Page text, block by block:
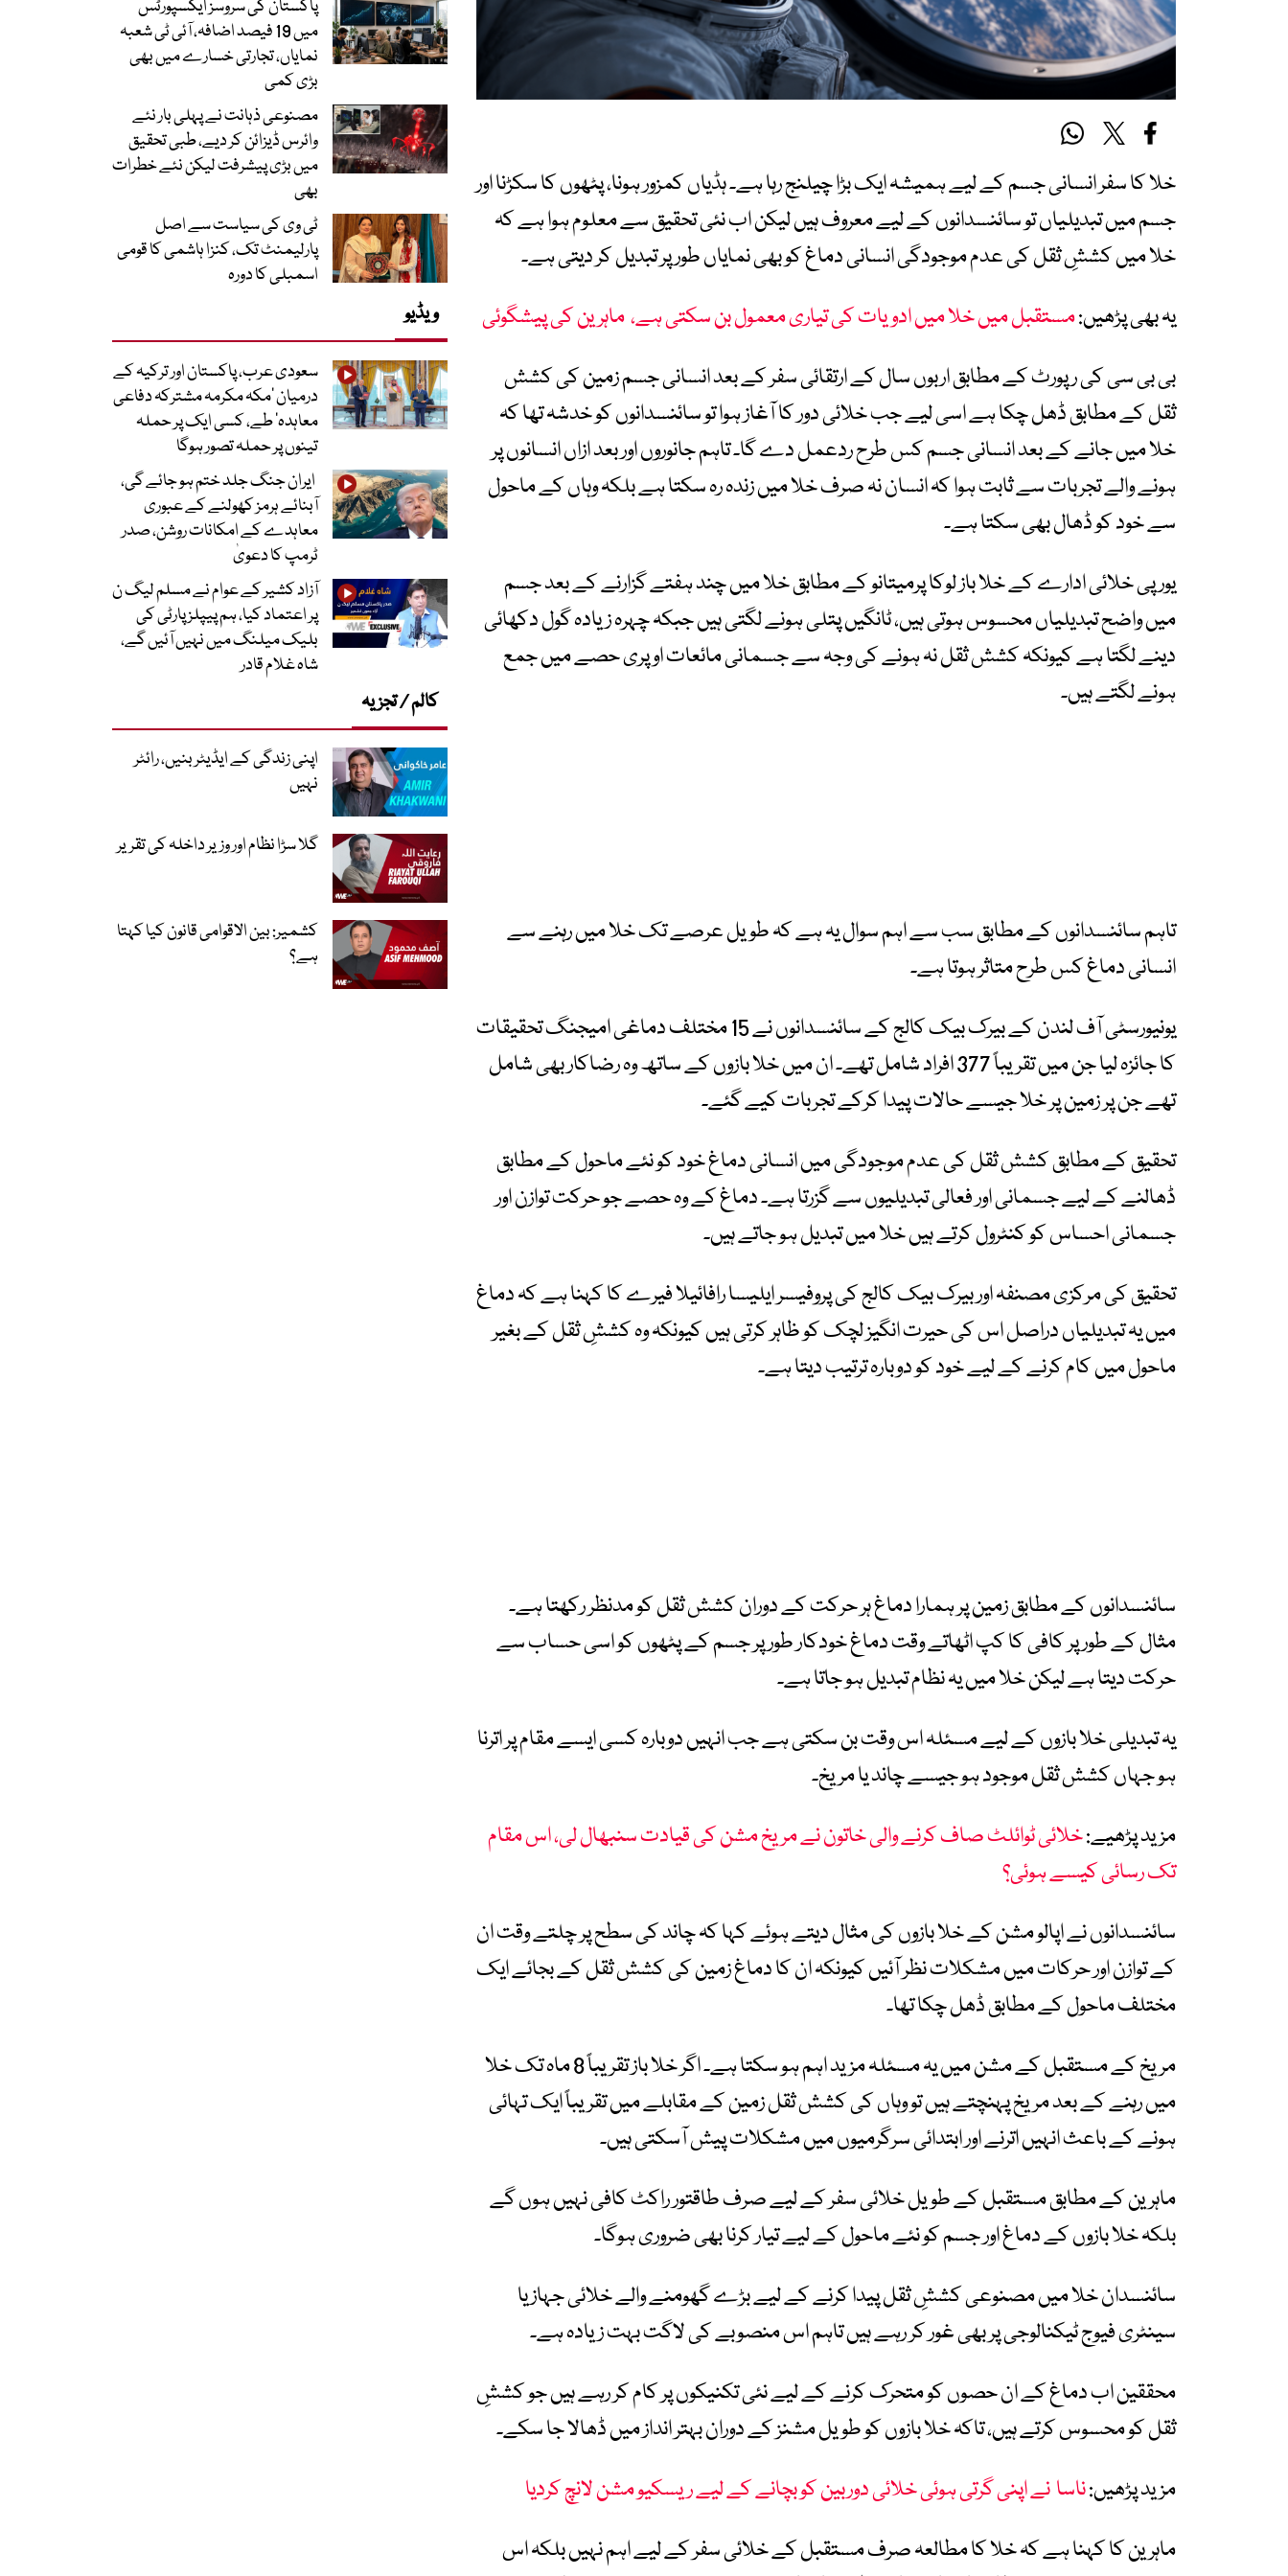
خلا کا سفر انسانی جسم کے لیے ہمیشہ ایک بڑا چیلنج رہا ہے۔ ہڈیاں کمزور ہونا، پٹھوں کا سکڑنا اور
جسم میں تبدیلیاں تو سائنسدانوں کے لیے معروف ہیں لیکن اب نئی تحقیق سے معلوم ہوا ہے کہ
خلا میں کششِ ثقل کی عدم موجودگی انسانی دماغ کو بھی نمایاں طور پر تبدیل کر دیتی ہے۔
یہ بھی پڑھیں:مستقبل میں خلا میں ادویات کی تیاری معمول بن سکتی ہے، ماہرین کی پیشگوئی
بی بی سی کی رپورٹ کے مطابق اربوں سال کے ارتقائی سفر کے بعد انسانی جسم زمین کی کشش
ثقل کے مطابق ڈھل چکا ہے اسی لیے جب خلائی دور کا آغاز ہوا تو سائنسدانوں کو خدشہ تھا کہ
خلا میں جانے کے بعد انسانی جسم کس طرح ردعمل دے گا۔ تاہم جانوروں اور بعد ازاں انسانوں پر
ہونے والے تجربات سے ثابت ہوا کہ انسان نہ صرف خلا میں زندہ رہ سکتا ہے بلکہ وہاں کے ماحول
سے خود کو ڈھال بھی سکتا ہے۔
یورپی خلائی ادارے کے خلا باز لوکا پرمیتانو کے مطابق خلا میں چند ہفتے گزارنے کے بعد جسم
میں واضح تبدیلیاں محسوس ہوتی ہیں، ٹانگیں پتلی ہونے لگتی ہیں جبکہ چہرہ زیادہ گول دکھائی
دینے لگتا ہے کیونکہ کشش ثقل نہ ہونے کی وجہ سے جسمانی مائعات اوپری حصے میں جمع
ہونے لگتے ہیں۔
تاہم سائنسدانوں کے مطابق سب سے اہم سوال یہ ہے کہ طویل عرصے تک خلا میں رہنے سے
انسانی دماغ کس طرح متاثر ہوتا ہے۔
یونیورسٹی آف لندن کے بیرک بیک کالج کے سائنسدانوں نے 15 مختلف دماغی امیجنگ تحقیقات
کا جائزہ لیا جن میں تقریباً 377 افراد شامل تھے۔ ان میں خلا بازوں کے ساتھ وہ رضاکار بھی شامل
تھے جن پر زمین پر خلا جیسے حالات پیدا کرکے تجربات کیے گئے۔
تحقیق کے مطابق کشش ثقل کی عدم موجودگی میں انسانی دماغ خود کو نئے ماحول کے مطابق
ڈھالنے کے لیے جسمانی اور فعالی تبدیلیوں سے گزرتا ہے۔ دماغ کے وہ حصے جو حرکت توازن اور
جسمانی احساس کو کنٹرول کرتے ہیں خلا میں تبدیل ہو جاتے ہیں۔
تحقیق کی مرکزی مصنفہ اور بیرک بیک کالج کی پروفیسر ایلیسا رافائیلا فیرے کا کہنا ہے کہ دماغ
میں یہ تبدیلیاں دراصل اس کی حیرت انگیز لچک کو ظاہر کرتی ہیں کیونکہ وہ کششِ ثقل کے بغیر
ماحول میں کام کرنے کے لیے خود کو دوبارہ ترتیب دیتا ہے۔
سائنسدانوں کے مطابق زمین پر ہمارا دماغ ہر حرکت کے دوران کشش ثقل کو مدنظر رکھتا ہے۔
مثال کے طور پر کافی کا کپ اٹھاتے وقت دماغ خودکار طور پر جسم کے پٹھوں کو اسی حساب سے
حرکت دیتا ہے لیکن خلا میں یہ نظام تبدیل ہو جاتا ہے۔
یہ تبدیلی خلا بازوں کے لیے مسئلہ اس وقت بن سکتی ہے جب انہیں دوبارہ کسی ایسے مقام پر اترنا
ہو جہاں کشش ثقل موجود ہو جیسے چاند یا مریخ۔
مزید پڑھیے:خلائی ٹوائلٹ صاف کرنے والی خاتون نے مریخ مشن کی قیادت سنبھال لی، اس مقام
تک رسائی کیسے ہوئی؟
سائنسدانوں نے اپالو مشن کے خلا بازوں کی مثال دیتے ہوئے کہا کہ چاند کی سطح پر چلتے وقت ان
کے توازن اور حرکات میں مشکلات نظر آئیں کیونکہ ان کا دماغ زمین کی کشش ثقل کے بجائے ایک
مختلف ماحول کے مطابق ڈھل چکا تھا۔
مریخ کے مستقبل کے مشن میں یہ مسئلہ مزید اہم ہو سکتا ہے۔ اگر خلا باز تقریباً 8 ماہ تک خلا
میں رہنے کے بعد مریخ پہنچتے ہیں تو وہاں کی کشش ثقل زمین کے مقابلے میں تقریباً ایک تہائی
ہونے کے باعث انہیں اترنے اور ابتدائی سرگرمیوں میں مشکلات پیش آسکتی ہیں۔
ماہرین کے مطابق مستقبل کے طویل خلائی سفر کے لیے صرف طاقتور راکٹ کافی نہیں ہوں گے
بلکہ خلا بازوں کے دماغ اور جسم کو نئے ماحول کے لیے تیار کرنا بھی ضروری ہوگا۔
سائنسدان خلا میں مصنوعی کششِ ثقل پیدا کرنے کے لیے بڑے گھومنے والے خلائی جہاز یا
سینٹری فیوج ٹیکنالوجی پر بھی غور کر رہے ہیں تاہم اس منصوبے کی لاگت بہت زیادہ ہے۔
محققین اب دماغ کے ان حصوں کو متحرک کرنے کے لیے نئی تکنیکوں پر کام کر رہے ہیں جو کششِ
ثقل کو محسوس کرتے ہیں، تاکہ خلا بازوں کو طویل مشنز کے دوران بہتر انداز میں ڈھالا جا سکے۔
مزید پڑھیں:ناسا نے اپنی گرتی ہوئی خلائی دوربین کو بچانے کے لیے ریسکیو مشن لانچ کردیا
ماہرین کا کہنا ہے کہ خلا کا مطالعہ صرف مستقبل کے خلائی سفر کے لیے اہم نہیں بلکہ اس
پاکستان کی سروسز ایکسپورٹس
میں 19 فیصد اضافہ، آئی ٹی شعبہ
نمایاں، تجارتی خسارے میں بھی
بڑی کمی
مصنوعی ذہانت نے پہلی بار نئے
وائرس ڈیزائن کر دیے، طبی تحقیق
میں بڑی پیشرفت لیکن نئے خطرات
بھی
ٹی وی کی سیاست سے اصل
پارلیمنٹ تک، کنزا ہاشمی کا قومی
اسمبلی کا دورہ
ویڈیو
سعودی عرب، پاکستان اور ترکیہ کے
درمیان ’مکہ مکرمہ مشترکہ دفاعی
معاہدہ‘ طے، کسی ایک پر حملہ
تینوں پر حملہ تصور ہوگا
ایران جنگ جلد ختم ہو جائے گی،
آبنائے ہرمز کھولنے کے عبوری
معاہدے کے امکانات روشن، صدر
ٹرمپ کا دعویٰ
آزاد کشیر کے عوام نے مسلم لیگ ن
پر اعتماد کیا، ہم پیپلز پارٹی کی
بلیک میلنگ میں نہیں آئیں گے،
شاہ غلام قادر
کالم / تجزیہ
اپنی زندگی کے ایڈیٹر بنیں، رائٹر
نہیں
گلا سڑا نظام اور وزیر داخلہ کی تقریر
کشمیر: بین الاقوامی قانون کیا کہتا
ہے؟